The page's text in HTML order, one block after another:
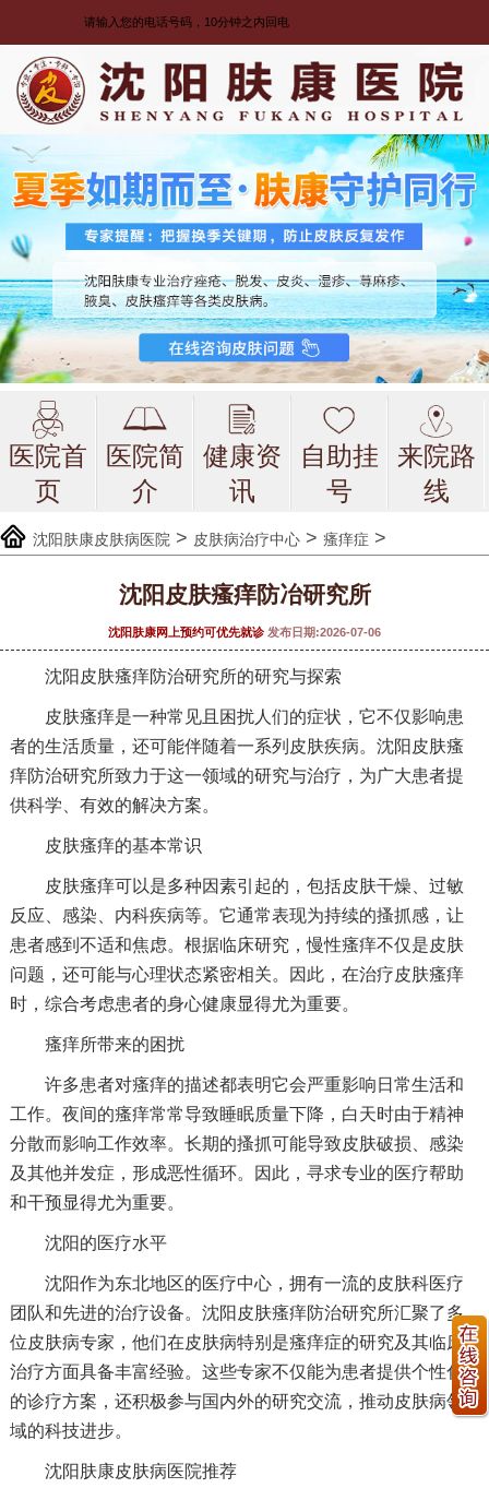
医院首
页
医院简
介
健康资
讯
自助挂
号
来院路
线
沈阳肤康皮肤病医院 > 皮肤病治疗中心 > 瘙痒症 >
沈阳皮肤瘙痒防冶研究所
沈阳肤康网上预约可优先就诊 发布日期:2026-07-06
沈阳皮肤瘙痒防治研究所的研究与探索
皮肤瘙痒是一种常见且困扰人们的症状，它不仅影响患
者的生活质量，还可能伴随着一系列皮肤疾病。沈阳皮肤瘙
痒防治研究所致力于这一领域的研究与治疗，为广大患者提
供科学、有效的解决方案。
皮肤瘙痒的基本常识
皮肤瘙痒可以是多种因素引起的，包括皮肤干燥、过敏
反应、感染、内科疾病等。它通常表现为持续的搔抓感，让
患者感到不适和焦虑。根据临床研究，慢性瘙痒不仅是皮肤
问题，还可能与心理状态紧密相关。因此，在治疗皮肤瘙痒
时，综合考虑患者的身心健康显得尤为重要。
瘙痒所带来的困扰
许多患者对瘙痒的描述都表明它会严重影响日常生活和
工作。夜间的瘙痒常常导致睡眠质量下降，白天时由于精神
分散而影响工作效率。长期的搔抓可能导致皮肤破损、感染
及其他并发症，形成恶性循环。因此，寻求专业的医疗帮助
和干预显得尤为重要。
沈阳的医疗水平
沈阳作为东北地区的医疗中心，拥有一流的皮肤科医疗
团队和先进的治疗设备。沈阳皮肤瘙痒防治研究所汇聚了多
位皮肤病专家，他们在皮肤病特别是瘙痒症的研究及其临床
治疗方面具备丰富经验。这些专家不仅能为患者提供个性化
的诊疗方案，还积极参与国内外的研究交流，推动皮肤病领
域的科技进步。
沈阳肤康皮肤病医院推荐